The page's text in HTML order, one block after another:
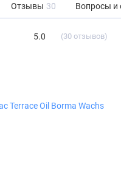
Отзывы 30 Вопросы и
5.0 (30 отзывов)